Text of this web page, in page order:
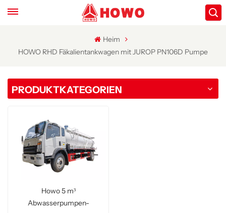
Heim
HOWO RHD Fäkalientankwagen mit JUROP PN106D Pumpe
PRODUKTKATEGORIEN
Howo 5 m³
Abwasserpumpen-